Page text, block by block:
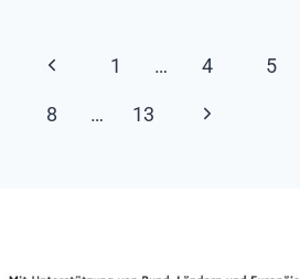
1 … 4 5
8 … 13